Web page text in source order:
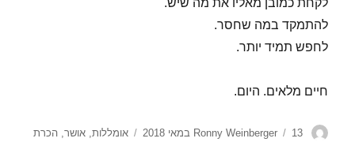
לקחת כמובן מאליו את מה שיש.
להתמקד במה שחסר.
לחפש תמיד יותר.
חיים מלאים. היום.
מחבר Ronny Weinberger
פורסם 13 במאי 2018 תגיות
אומללות,אושר,הכרת